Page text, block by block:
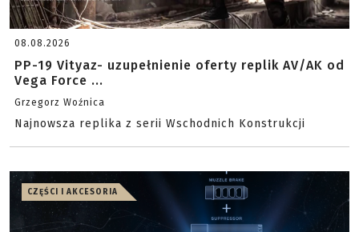
08.08.2026
PP-19 Vityaz- uzupełnienie oferty replik AV/AK od
Vega Force ...
Grzegorz Woźnica
Najnowsza replika z serii Wschodnich Konstrukcji
CZĘŚCI I AKCESORIA